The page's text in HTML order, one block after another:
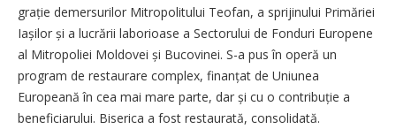
grație demersurilor Mitropolitului Teofan, a sprijinului Primăriei
Iașilor și a lucrării laborioase a Sectorului de Fonduri Europene
al Mitropoliei Moldovei și Bucovinei. S-a pus în operă un
program de restaurare complex, finanțat de Uniunea
Europeană în cea mai mare parte, dar și cu o contribuție a
beneficiarului. Biserica a fost restaurată, consolidată.